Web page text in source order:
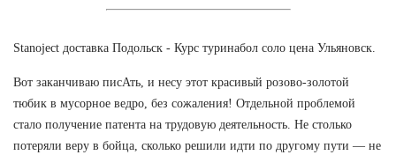
Stanoject доставка Подольск - Курс туринабол соло цена Ульяновск.
Вот заканчиваю писАть, и несу этот красивый розово-золотой
тюбик в мусорное ведро, без сожаления! Отдельной проблемой
стало получение патента на трудовую деятельность. Не столько
потеряли веру в бойца, сколько решили идти по другому пути — не